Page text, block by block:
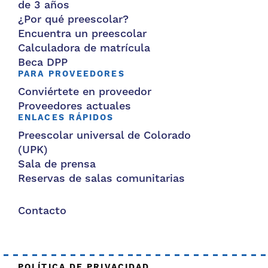
de 3 años
¿Por qué preescolar?
Encuentra un preescolar
Calculadora de matrícula
Beca DPP
PARA PROVEEDORES
Conviértete en proveedor
Proveedores actuales
ENLACES RÁPIDOS
Preescolar universal de Colorado
(UPK)
Sala de prensa
Reservas de salas comunitarias
Contacto